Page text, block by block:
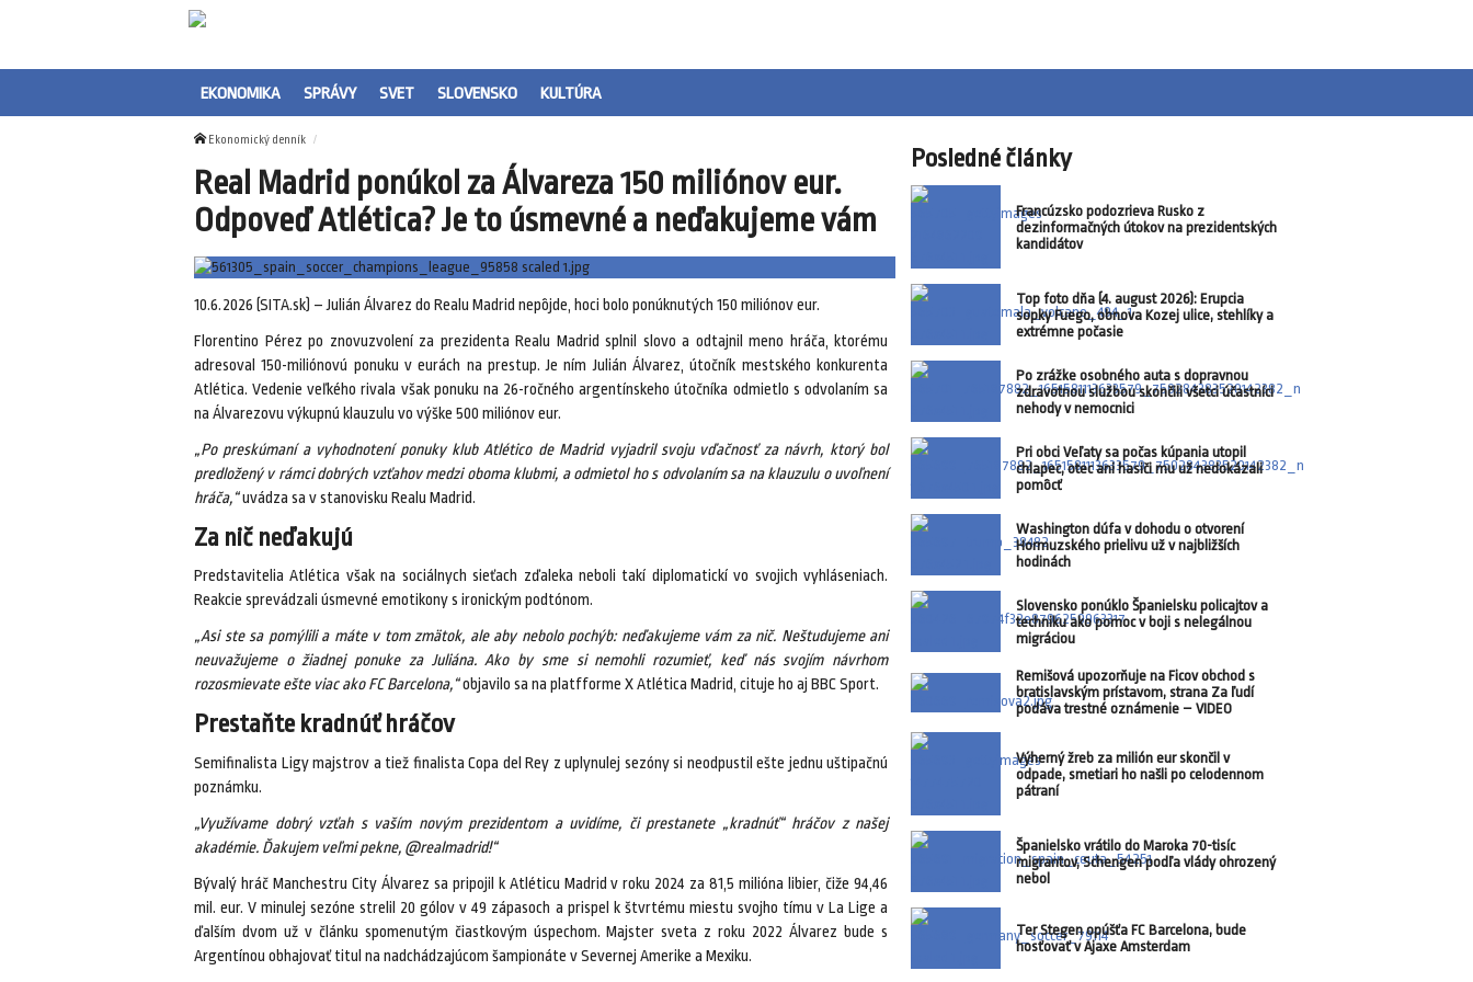
EKONOMIKA SPRÁVY SVET SLOVENSKO KULTÚRA
Ekonomický denník
Real Madrid ponúkol za Álvareza 150 miliónov eur.
Odpoveď Atlética? Je to úsmevné a neďakujeme vám
10.6.2026 (SITA.sk) – Julián Álvarez do Realu Madrid nepôjde, hoci bolo ponúknutých 150 miliónov eur.
Florentino Pérez po znovuzvolení za prezidenta Realu Madrid splnil slovo a odtajnil meno hráča, ktorému
adresoval 150-miliónovú ponuku v eurách na prestup. Je ním Julián Álvarez, útočník mestského konkurenta
Atlética. Vedenie veľkého rivala však ponuku na 26-ročného argentínskeho útočníka odmietlo s odvolaním sa
na Álvarezovu výkupnú klauzulu vo výške 500 miliónov eur.
„Po preskúmaní a vyhodnotení ponuky klub Atlético de Madrid vyjadril svoju vďačnosť za návrh, ktorý bol
predložený v rámci dobrých vzťahov medzi oboma klubmi, a odmietol ho s odvolaním sa na klauzulu o uvoľnení
hráča,“uvádza sa v stanovisku Realu Madrid.
Za nič neďakujú
Predstavitelia Atlética však na sociálnych sieťach zďaleka neboli takí diplomatickí vo svojich vyhláseniach.
Reakcie sprevádzali úsmevné emotikony s ironickým podtónom.
„Asi ste sa pomýlili a máte v tom zmätok, ale aby nebolo pochýb: neďakujeme vám za nič. Neštudujeme ani
neuvažujeme o žiadnej ponuke za Juliána. Ako by sme si nemohli rozumieť, keď nás svojím návrhom
rozosmievate ešte viac ako FC Barcelona,“objavilo sa na platfforme X Atlética Madrid, cituje ho aj BBC Sport.
Prestaňte kradnúť hráčov
Semifinalista Ligy majstrov a tiež finalista Copa del Rey z uplynulej sezóny si neodpustil ešte jednu uštipačnú
poznámku.
„Využívame dobrý vzťah s vaším novým prezidentom a uvidíme, či prestanete „kradnúť“ hráčov z našej
akadémie. Ďakujem veľmi pekne, @realmadrid!“
Bývalý hráč Manchestru City Álvarez sa pripojil k Atléticu Madrid v roku 2024 za 81,5 milióna libier, čiže 94,46
mil. eur. V minulej sezóne strelil 20 gólov v 49 zápasoch a prispel k štvrtému miestu svojho tímu v La Lige a
ďalším dvom už v článku spomenutým čiastkovým úspechom. Majster sveta z roku 2022 Álvarez bude s
Argentínou obhajovať titul na nadchádzajúcom šampionáte v Severnej Amerike a Mexiku.
Posledné články
Francúzsko podozrieva Rusko z
dezinformačných útokov na prezidentských
kandidátov
Top foto dňa (4. august 2026): Erupcia
sopky Fuego, obnova Kozej ulice, stehlíky a
extrémne počasie
Po zrážke osobného auta s dopravnou
zdravotnou službou skončili všetci účastníci
nehody v nemocnici
Pri obci Veľaty sa počas kúpania utopil
chlapec, otec ani hasiči mu už nedokázali
pomôcť
Washington dúfa v dohodu o otvorení
Hormuzského prielivu už v najbližších
hodinách
Slovensko ponúklo Španielsku policajtov a
techniku ako pomoc v boji s nelegálnou
migráciou
Remišová upozorňuje na Ficov obchod s
bratislavským prístavom, strana Za ľudí
podáva trestné oznámenie – VIDEO
Výherný žreb za milión eur skončil v
odpade, smetiari ho našli po celodennom
pátraní
Španielsko vrátilo do Maroka 70-tisíc
migrantov, Schengen podľa vlády ohrozený
nebol
Ter Stegen opúšťa FC Barcelona, bude
hosťovať v Ajaxe Amsterdam